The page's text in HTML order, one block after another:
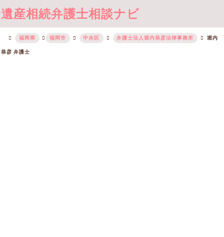
遺産相続弁護士相談ナビ
福岡県 福岡市 中央区 弁護士法人堀内恭彦法律事務所 堀内
恭彦 弁護士